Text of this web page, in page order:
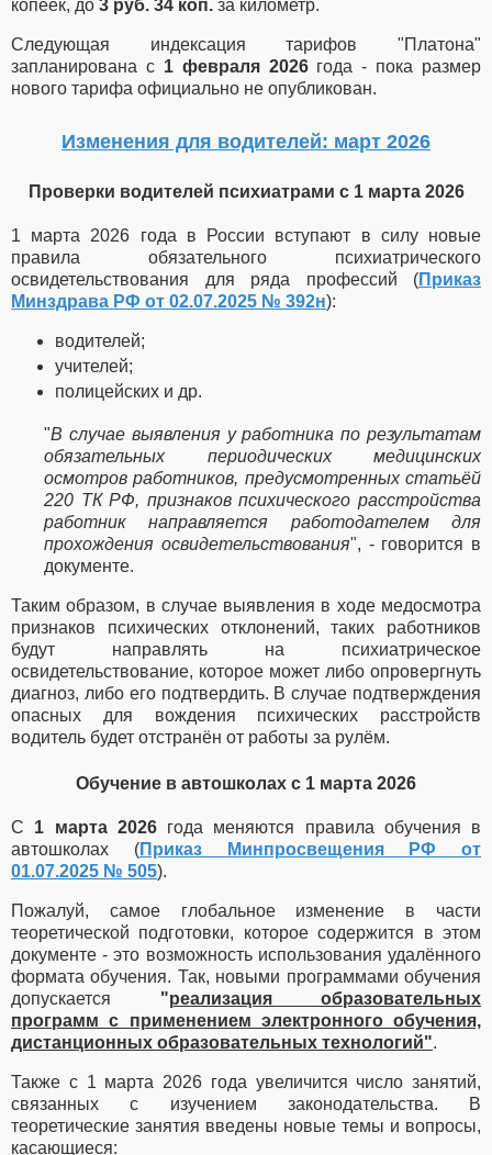
копеек, до 3 руб. 34 коп. за километр.
Следующая индексация тарифов "Платона"
запланирована с 1 февраля 2026года - пока размер
нового тарифа официально не опубликован.
Изменения для водителей: март 2026
Проверки водителей психиатрами с 1 марта 2026
1 марта 2026 года в России вступают в силу новые
правила обязательного психиатрического
освидетельствования для ряда профессий (Приказ
Минздрава РФ от 02.07.2025 № 392н):
водителей;
учителей;
полицейских и др.
"В случае выявления у работника по результатам
обязательных периодических медицинских
осмотров работников, предусмотренных статьёй
220 ТК РФ, признаков психического расстройства
работник направляется работодателем для
прохождения освидетельствования", - говорится в
документе.
Таким образом, в случае выявления в ходе медосмотра
признаков психических отклонений, таких работников
будут направлять на психиатрическое
освидетельствование, которое может либо опровергнуть
диагноз, либо его подтвердить. В случае подтверждения
опасных для вождения психических расстройств
водитель будет отстранён от работы за рулём.
Обучение в автошколах с 1 марта 2026
С 1 марта 2026года меняются правила обучения в
автошколах (Приказ Минпросвещения РФ от
01.07.2025 № 505).
Пожалуй, самое глобальное изменение в части
теоретической подготовки, которое содержится в этом
документе - это возможность использования удалённого
формата обучения. Так, новыми программами обучения
допускается "реализация образовательных
программ с применением электронного обучения,
дистанционных образовательных технологий".
Также с 1 марта 2026 года увеличится число занятий,
связанных с изучением законодательства.
В
теоретические занятия введены новые темы и вопросы,
касающиеся: